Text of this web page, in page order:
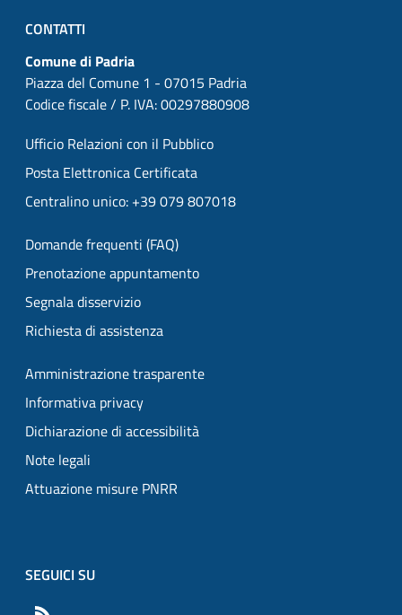
CONTATTI
Comune di Padria
Piazza del Comune 1 - 07015 Padria
Codice fiscale / P. IVA: 00297880908
Ufficio Relazioni con il Pubblico
Posta Elettronica Certificata
Centralino unico: +39 079 807018
Domande frequenti (FAQ)
Prenotazione appuntamento
Segnala disservizio
Richiesta di assistenza
Amministrazione trasparente
Informativa privacy
Dichiarazione di accessibilità
Note legali
Attuazione misure PNRR
SEGUICI SU